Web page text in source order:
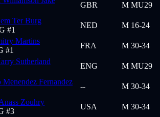
GBR M MU29
Ter Burg
#1
NED M 16-24
Martins
#1
FRA M 30-34
Sutherland
ENG M MU29
Fernandez
-- M 30-34
Zouhry
#3
USA M 30-34